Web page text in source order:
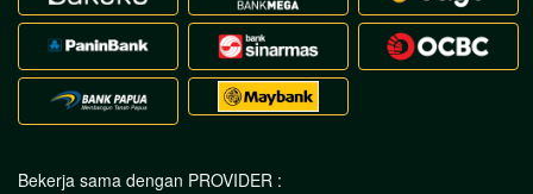
Bekerja sama dengan PROVIDER :